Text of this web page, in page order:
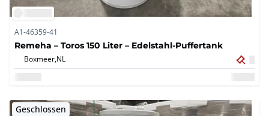
A1-46359-41
Remeha – Toros 150 Liter – Edelstahl-Puffertank
Boxmeer,NL
Geschlossen